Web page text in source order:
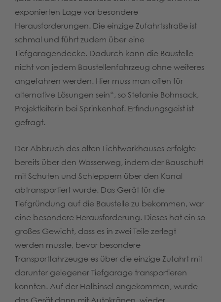
exponierten Lage vor besondere
Herausforderungen. Die einzige Zufahrtsstraße ist
schmal und führt zudem über eine
Tiefgaragendecke. Dadurch kann die Baustelle
nicht von jedem Baustellenfahrzeug ohne weiteres
angefahren werden. Hier muss man offen für
alternative Lösungen sein“, so Stefanie Bohnsack,
Projektleiterin bei Sprinkenhof. Erfindungsgeist ist
gefragt.
Der Abbruch des alten Lichtwarkhauses erfolgte
bereits über den Wasserweg, indem der Bauschutt
mit Schuten und Schleppern über den Kanal
abtransportiert wurde. Das Gerät für die
Tiefgründung auf die Baustelle zu bekommen, war
eine besondere Herausforderung. Dieses hat ein so
großes Gewicht, dass es in zwei Teile zerlegt
werden musste, bevor besondere
Transportfahrzeuge es über die einzige Zufahrt mit
darunter gelegener Tiefgarage transportieren
konnten. Auf der Halbinsel angekommen, wurde
das Gerät dann mit Autokränen, wieder